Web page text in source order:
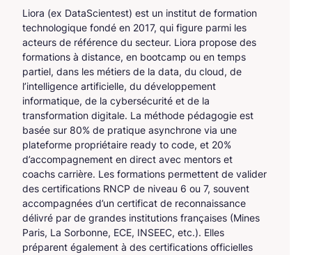
Liora (ex DataScientest) est un institut de formation
technologique fondé en 2017, qui figure parmi les
acteurs de référence du secteur. Liora propose des
formations à distance, en bootcamp ou en temps
partiel, dans les métiers de la data, du cloud, de
l’intelligence artificielle, du développement
informatique, de la cybersécurité et de la
transformation digitale. La méthode pédagogie est
basée sur 80% de pratique asynchrone via une
plateforme propriétaire ready to code, et 20%
d’accompagnement en direct avec mentors et
coachs carrière. Les formations permettent de valider
des certifications RNCP de niveau 6 ou 7, souvent
accompagnées d’un certificat de reconnaissance
délivré par de grandes institutions françaises (Mines
Paris, La Sorbonne, ECE, INSEEC, etc.). Elles
préparent également à des certifications officielles